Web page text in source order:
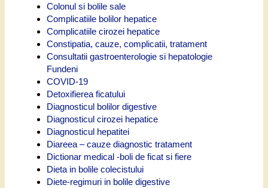
Colonul si bolile sale
Complicatiile bolilor hepatice
Complicatiile cirozei hepatice
Constipatia, cauze, complicatii, tratament
Consultatii gastroenterologie si hepatologie
Fundeni
COVID-19
Detoxifierea ficatului
Diagnosticul bolilor digestive
Diagnosticul cirozei hepatice
Diagnosticul hepatitei
Diareea – cauze diagnostic tratament
Dictionar medical -boli de ficat si fiere
Dieta in bolile colecistului
Diete-regimuri in bolile digestive